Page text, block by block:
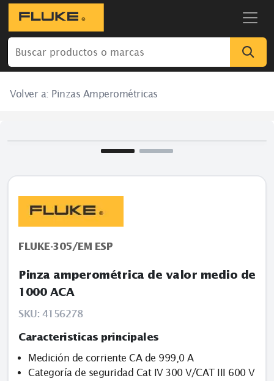
Volver a: Pinzas Amperométricas
FLUKE-305/EM ESP
Pinza amperométrica de valor medio de
1000 ACA
SKU: 4156278
Caracteristicas principales
Medición de corriente CA de 999,0 A
Categoría de seguridad Cat IV 300 V/CAT III 600 V